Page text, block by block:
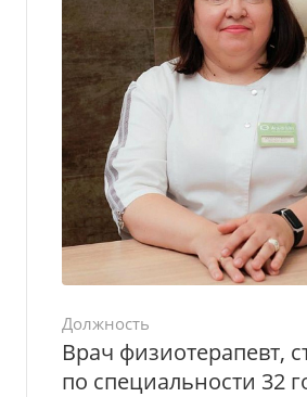
Должность
Врач физиотерапевт,
по специальности 32